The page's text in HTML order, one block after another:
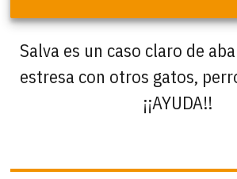
Salva es un caso claro de
estresa con otros gatos,
¡¡AYUDA!!